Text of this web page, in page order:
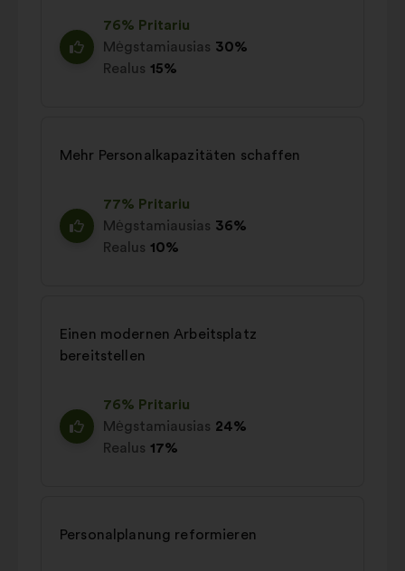
76% Pritariu
Mėgstamiausias 30%
Realus 15%
Mehr Personalkapazitäten schaffen
77% Pritariu
Mėgstamiausias 36%
Realus 10%
Einen modernen Arbeitsplatz
bereitstellen
76% Pritariu
Mėgstamiausias 24%
Realus 17%
Personalplanung reformieren